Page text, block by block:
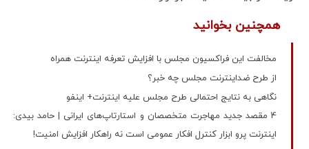
همچنین بخوانید
مخالفت این فراکسیون مجلس با افزایش تعرفه اینترنت همراه
از طرح ضداینترنت مجلس چه خبر؟
نگاهی به نتایج احتمالی طرح مجلس علیه اینترنت+ اینفو
4 مقصد جدید مهاجرت متخصصان و استارتاپ‌های ایرانی | حامد بیدی:
اینترنت پرو ابزار کنترل افکار عمومی است نه راهکار افزایش امنیت!